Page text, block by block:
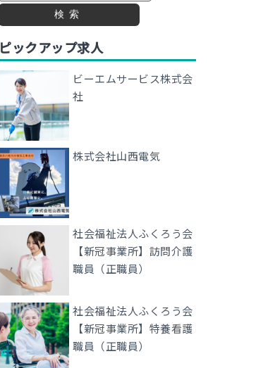
検索
ピックアップ求人
ビーエムサービス株式会
社
株式会社山西電気
社会福祉法人ふくろう会
【新冠事業所】訪問介護
職員（正職員）
社会福祉法人ふくろう会
【新冠事業所】特養看護
職員（正職員）